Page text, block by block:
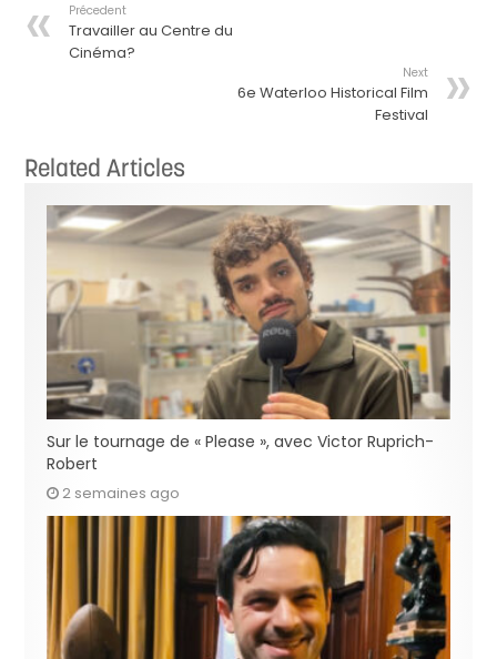
Précedent
Travailler au Centre du
Cinéma?
Next
6e Waterloo Historical Film
Festival
Related Articles
Sur le tournage de « Please », avec Victor Ruprich-
Robert
2 semaines ago